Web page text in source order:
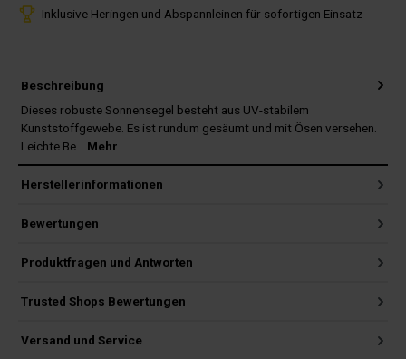
Inklusive Heringen und Abspannleinen für sofortigen Einsatz
Beschreibung
Dieses robuste Sonnensegel besteht aus UV-stabilem
Kunststoffgewebe. Es ist rundum gesäumt und mit Ösen versehen.
Leichte Be… Mehr
Herstellerinformationen
Bewertungen
Produktfragen und Antworten
Trusted Shops Bewertungen
Versand und Service